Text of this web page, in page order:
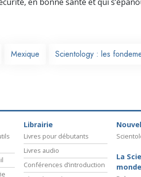
Mexique Scientology : les
Librairie
Livres pour débutants
Livres audio
Conférences d’introduction
La
monde